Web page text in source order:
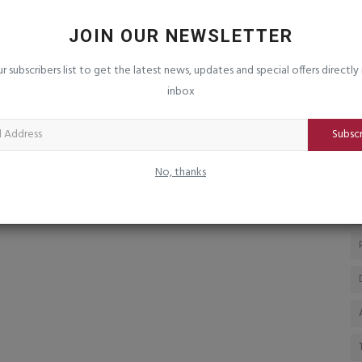
JOIN OUR NEWSLETTER
subscribers list to get the latest news, updates and special offers directly
inbox
No, thanks
વિજયોત્સવ : આખી રાત ઉજવણી